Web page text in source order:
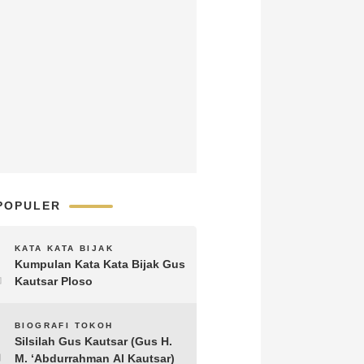
KATA KATA BIJAK
Kumpulan Kata Kata Bijak Gus
Kautsar Ploso
BIOGRAFI TOKOH
Silsilah Gus Kautsar (Gus H.
M. ‘Abdurrahman Al Kautsar)